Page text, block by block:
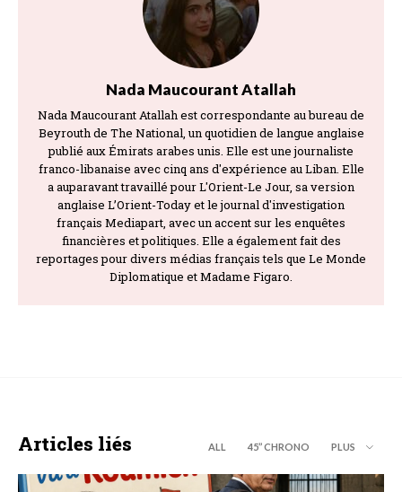
Nada Maucourant Atallah
Nada Maucourant Atallah est correspondante au bureau de
Beyrouth de The National, un quotidien de langue anglaise
publié aux Émirats arabes unis. Elle est une journaliste
franco-libanaise avec cinq ans d'expérience au Liban. Elle
a auparavant travaillé pour L'Orient-Le Jour, sa version
anglaise L’Orient-Today et le journal d'investigation
français Mediapart, avec un accent sur les enquêtes
financières et politiques. Elle a également fait des
reportages pour divers médias français tels que Le Monde
Diplomatique et Madame Figaro.
Articles liés ALL 45’’ CHRONO PLUS